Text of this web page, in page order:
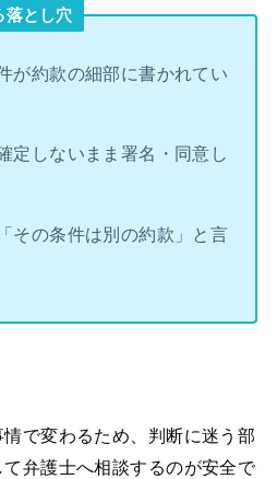
落とし穴
が約款の細部に書かれてい
定しないまま署名・同意し
その条件は別の約款」と言
で変わるため、判断に迷う部
弁護士へ相談するのが安全で